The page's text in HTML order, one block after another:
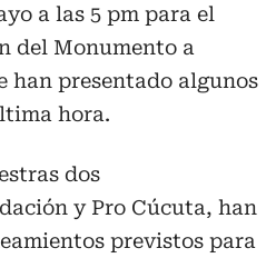
a las 5 pm para el
del Monumento a
han presentado algunos
hora.
dos
y Pro Cúcuta, han
previstos para